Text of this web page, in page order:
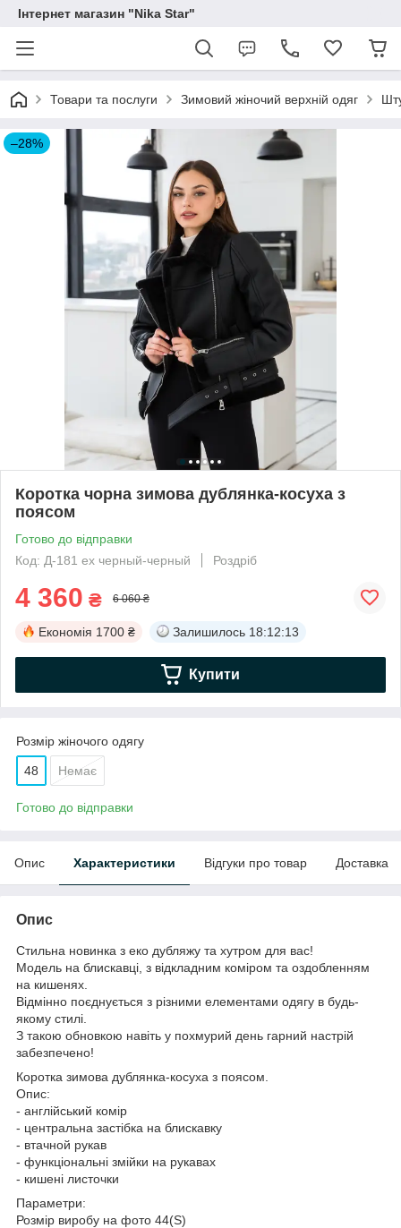
Інтернет магазин "Nika Star"
Товари та послуги Зимовий жіночий верхній одяг
–28%
Коротка чорна зимова дублянка-косуха з
поясом
Готово до відправки
Код: Д-181 ех черный-черный
Роздріб
4 360 ₴ 6 060 ₴
Економія 1700 ₴ Залишилось 18:12:12
Купити
Розмір жіночого одягу
48 Немає
Готово до відправки
Опис Характеристики Відгуки про товар Доставка
Опис
Стильна новинка з еко дубляжу та хутром для вас!
Модель на блискавці, з відкладним коміром та оздобленням
на кишенях.
Відмінно поєднується з різними елементами одягу в будь-
якому стилі.
З такою обновкою навіть у похмурий день гарний настрій
забезпечено!
Коротка зимова дублянка-косуха з поясом.
Опис:
- англійський комір
- центральна застібка на блискавку
- втачной рукав
- функціональні змійки на рукавах
- кишені листочки
Параметри:
Розмір виробу на фото 44(S)